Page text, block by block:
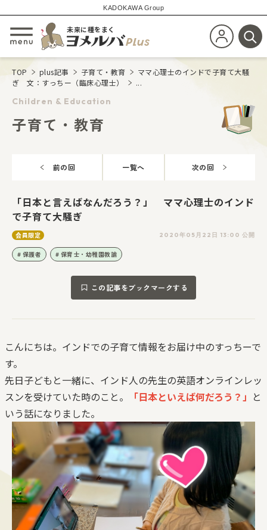
KADOKAWA Group
メニューを開閉する
未来に種をまく
新規会員登
検
TOP plus記事 子育て・教育
ママ心理士のインドで子育て大騒
ぎ 文：すっちー（臨床心理士）
...
Children & Education
子育て・教育
前の回 一覧へ 次の回
「日本と言えばなんだろう？」 ママ心理士のインド
で子育て大騒ぎ
会員限定 2020年05月22日 13:00 公開
保護者 保育士・幼稚園教諭
この記事をブックマークする
こんにちは。インドでの子育て情報をお届け中のすっちーで
す。
先日子どもと一緒に、インド人の先生の英語オンラインレッ
スンを受けていた時のこと。
「日本といえば何だろう？」 と
いう話になりました。